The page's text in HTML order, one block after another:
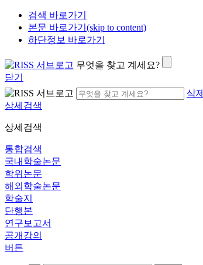
검색 바로가기
본문 바로가기(skip to content)
하단정보 바로가기
무엇을 찾고 계세요?
닫기
삭제
상세검색
상세검색
통합검색
국내학술논문
학위논문
해외학술논문
학술지
단행본
연구보고서
공개강의
버튼